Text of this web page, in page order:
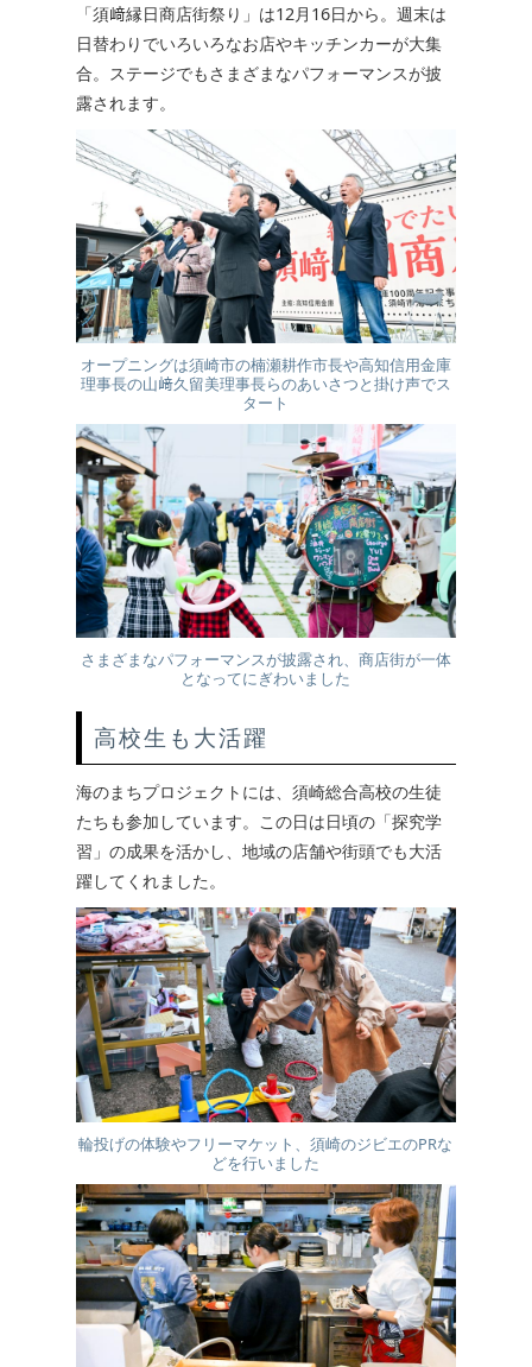
「須﨑縁日商店街祭り」は12月16日から。週末は
日替わりでいろいろなお店やキッチンカーが大集
合。ステージでもさまざまなパフォーマンスが披
露されます。
オープニングは須崎市の楠瀬耕作市長や高知信用金庫
理事長の山﨑久留美理事長らのあいさつと掛け声でス
タート
さまざまなパフォーマンスが披露され、商店街が一体
となってにぎわいました
高校生も大活躍
海のまちプロジェクトには、須崎総合高校の生徒
たちも参加しています。この日は日頃の「探究学
習」の成果を活かし、地域の店舗や街頭でも大活
躍してくれました。
輪投げの体験やフリーマケット、須崎のジビエのPRな
どを行いました